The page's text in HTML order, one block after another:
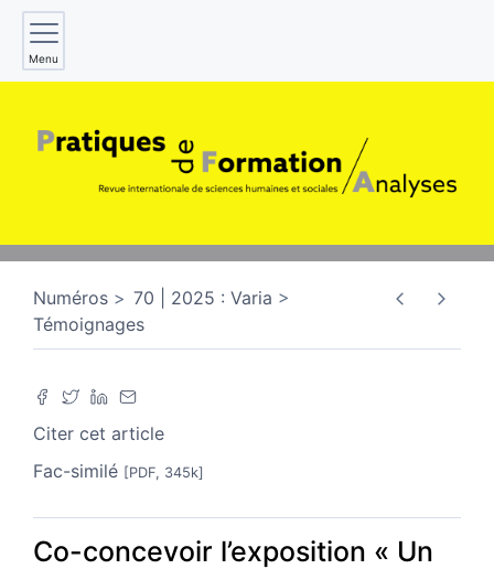
Menu
Numéros
70 | 2025 : Varia
Témoignages
Citer cet article
Fac-similé [PDF, 345k]
Co-concevoir l’exposition « Un